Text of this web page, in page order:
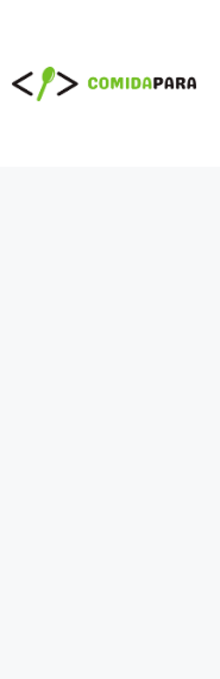
contenido